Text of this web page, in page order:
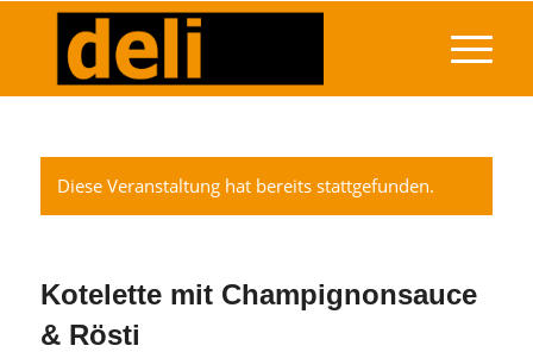
Diese Veranstaltung hat bereits stattgefunden.
Kotelette mit Champignonsauce
& Rösti